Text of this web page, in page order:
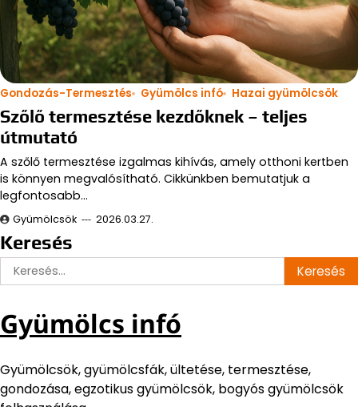
Gondozás-Termesztés Gyümölcs infó Hazai gyümölcsök
Szőlő termesztése kezdőknek – teljes
útmutató
A szőlő termesztése izgalmas kihívás, amely otthoni kertben
is könnyen megvalósítható. Cikkünkben bemutatjuk a
legfontosabb…
Gyümölcsök 2026.03.27.
Keresés
Keresés:
Gyümölcs infó
Gyümölcsök, gyümölcsfák, ültetése, termesztése,
gondozása, egzotikus gyümölcsök, bogyós gyümölcsök